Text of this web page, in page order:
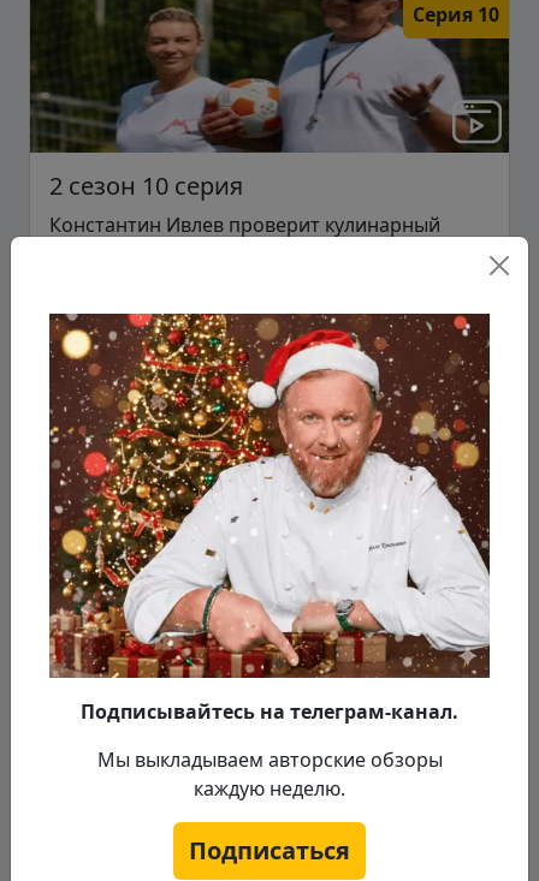
Серия 10
2 сезон 10 серия
Константин Ивлев проверит кулинарный
предстоит в...
Подробнее...
25.10.2023
Сезон 2
Серия 9
2 сезон 9 серия
Две команды поваров превратятся в племена.
Участники станут первобытными поварами,
которые сделают блюда из дичи и рыбы в
Подписывайтесь на телеграм-канал.
Мы выкладываем авторские обзоры
каждую неделю.
Подписаться